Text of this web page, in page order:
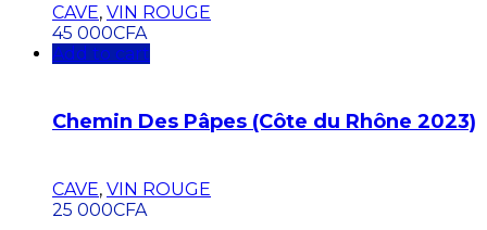
CAVE, VIN ROUGE
45 000CFA
Add to cart
Chemin Des Pâpes (Côte du Rhône 2023)
CAVE, VIN ROUGE
25 000CFA